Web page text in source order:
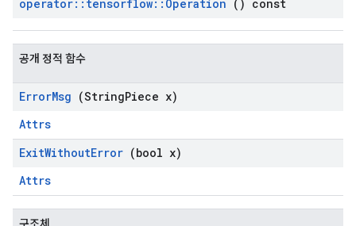
operator:: tensorflow:: Operation () const
공개 정적 함수
ErrorMsg (StringPiece x)
Attrs
ExitWithoutError (bool x)
Attrs